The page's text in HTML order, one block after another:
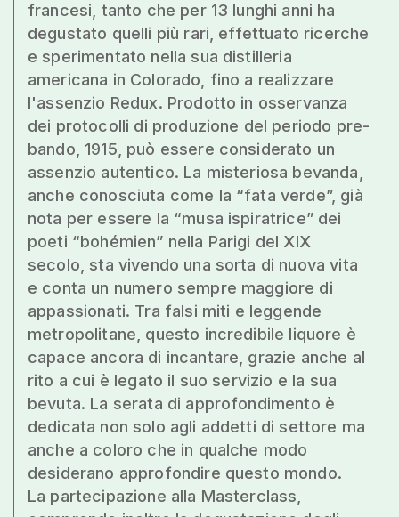
francesi, tanto che per 13 lunghi anni ha
degustato quelli più rari, effettuato ricerche
e sperimentato nella sua distilleria
americana in Colorado, fino a realizzare
l'assenzio Redux. Prodotto in osservanza
dei protocolli di produzione del periodo pre-
bando, 1915, può essere considerato un
assenzio autentico. La misteriosa bevanda,
anche conosciuta come la “fata verde”, già
nota per essere la “musa ispiratrice” dei
poeti “bohémien” nella Parigi del XIX
secolo, sta vivendo una sorta di nuova vita
e conta un numero sempre maggiore di
appassionati. Tra falsi miti e leggende
metropolitane, questo incredibile liquore è
capace ancora di incantare, grazie anche al
rito a cui è legato il suo servizio e la sua
bevuta. La serata di approfondimento è
dedicata non solo agli addetti di settore ma
anche a coloro che in qualche modo
desiderano approfondire questo mondo.
La partecipazione alla Masterclass,